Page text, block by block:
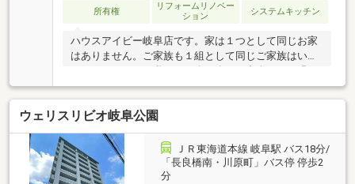
所有権
リフォームリノベー
ション
システムキッチン
ハウスアイビー岐阜店です。家は１つとして同じお家
はありません。ご家族も１組として同じご家族はいら
大切に、お客様がご希望の物件に巡り合えるように不
動産のプロとして提案できる情報を提供いたします。
ハウスアイビーは物件のご案内だけでなく、住宅ロー
ンのご相談から事前審査、お引渡し前のリフォームや
エクステリア工事の仲介、火災保険の手続き、引越し
の手配、すべてご相談いただけます。お客様の想いを
実現していくお手伝いをさせて頂くのが、ハウスアイ
ウェリスリビオ岐阜公園
ＪＲ東海道本線 岐阜駅 バス18分/
「長良橋南・川原町」バス停 停歩2
分